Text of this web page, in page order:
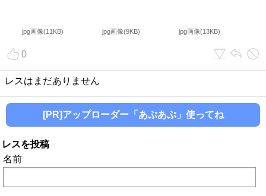
jpg画像(11KB) jpg画像(9KB) jpg画像(13KB)
0
レスはまだありません
[PR]アップローダー「あぷあぷ」使ってね
レスを投稿
名前